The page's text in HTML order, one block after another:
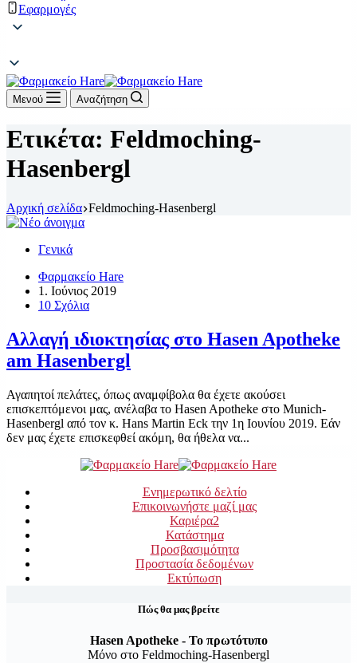
Εφαρμογές
Μενού Αναζήτηση
Ετικέτα: Feldmoching-
Hasenbergl
Αρχική σελίδα Feldmoching-Hasenbergl
Γενικά
Φαρμακείο Hare
1. Ιούνιος 2019
10 Σχόλια
Αλλαγή ιδιοκτησίας στο Hasen Apotheke
am Hasenbergl
Αγαπητοί πελάτες, όπως αναμφίβολα θα έχετε ακούσει
επισκεπτόμενοι μας, ανέλαβα το Hasen Apotheke στο Munich-
Hasenbergl από τον κ. Hans Martin Eck την 1η Ιουνίου 2019. Εάν
δεν μας έχετε επισκεφθεί ακόμη, θα ήθελα να...
Ενημερωτικό δελτίο
Επικοινωνήστε μαζί μας
Καριέρα2
Κατάστημα
Προσβασιμότητα
Προστασία δεδομένων
Εκτύπωση
Πώς θα μας βρείτε
Hasen Apotheke - Το πρωτότυπο
Μόνο στο Feldmoching-Hasenbergl